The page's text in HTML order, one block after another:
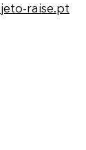
raise.pt